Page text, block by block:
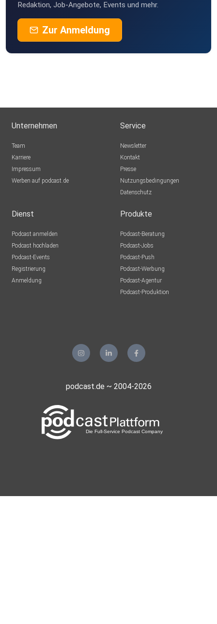
Redaktion, Job-Angebote, Events und mehr.
Zur Anmeldung
Unternehmen
Team
Karriere
Impressum
Werben auf podcast.de
Service
Newsletter
Kontakt
Presse
Nutzungsbedingungen
Datenschutz
Dienst
Podcast anmelden
Podcast hochladen
Podcast-Events
Registrierung
Anmeldung
Produkte
Podcast-Beratung
Podcast-Jobs
Podcast-Push
Podcast-Werbung
Podcast-Agentur
Podcast-Produktion
podcast.de ~ 2004-2026